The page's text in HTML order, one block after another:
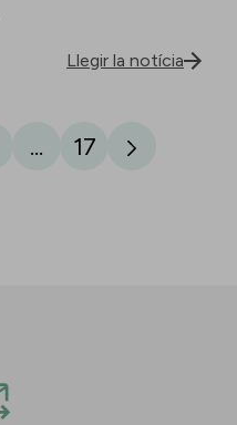
Llegir la notícia
... 17